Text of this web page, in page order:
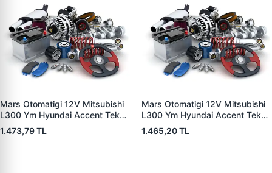
Mars Otomatigi 12V Mitsubishi
L300 Ym Hyundai Accent Tek
Fisli Yan | ZM 4698 | OEM
23343M8210 23343T5001
1.473,79 TL
Mars Otomatigi 12V Mitsubishi
L300 Ym Hyundai Accent Tek
Fisli Dik Dodge Nissan Forklift
Mazda | ZM 5698 | OEM
3612035510
1.465,20 TL